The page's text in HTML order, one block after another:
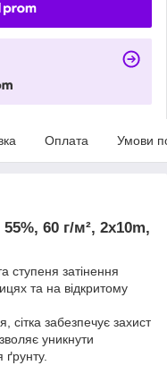
Оплата Умови
60 г/м², 2x10m,
ступеня затінення
та на відкритому
сітка забезпечує захист
уникнути